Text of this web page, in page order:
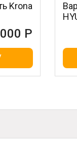
Варочная
HYUNDAI